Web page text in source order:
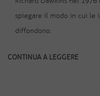
spiegare il modo in cui le
diffondono.
CONTINUA A LEGGERE